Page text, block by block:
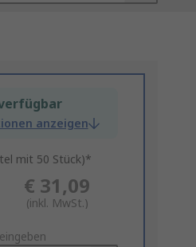
anzeigen
mit 50 Stück)*
€ 31,09
(inkl. MwSt.)